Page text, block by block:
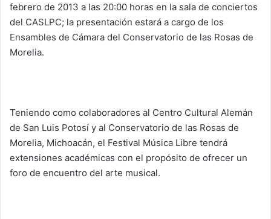
febrero de 2013 a las 20:00 horas en la sala de conciertos
del CASLPC; la presentación estará a cargo de los
Ensambles de Cámara del Conservatorio de las Rosas de
Morelia.
Teniendo como colaboradores al Centro Cultural Alemán
de San Luis Potosí y al Conservatorio de las Rosas de
Morelia, Michoacán, el Festival Música Libre tendrá
extensiones académicas con el propósito de ofrecer un
foro de encuentro del arte musical.